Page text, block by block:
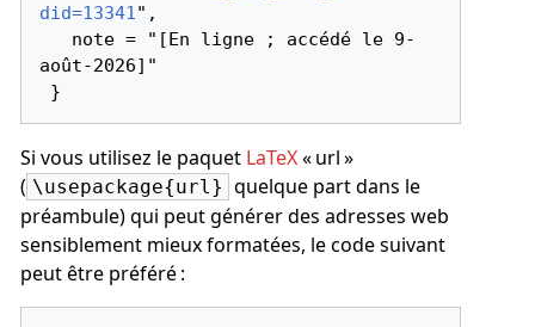
did=13341",
août-2026]"
Si vous utilisez le paquet LaTeX« url »
( \usepackage{url} quelque part dans le
préambule) qui peut générer des adresses web
sensiblement mieux formatées, le code suivant
peut être préféré :